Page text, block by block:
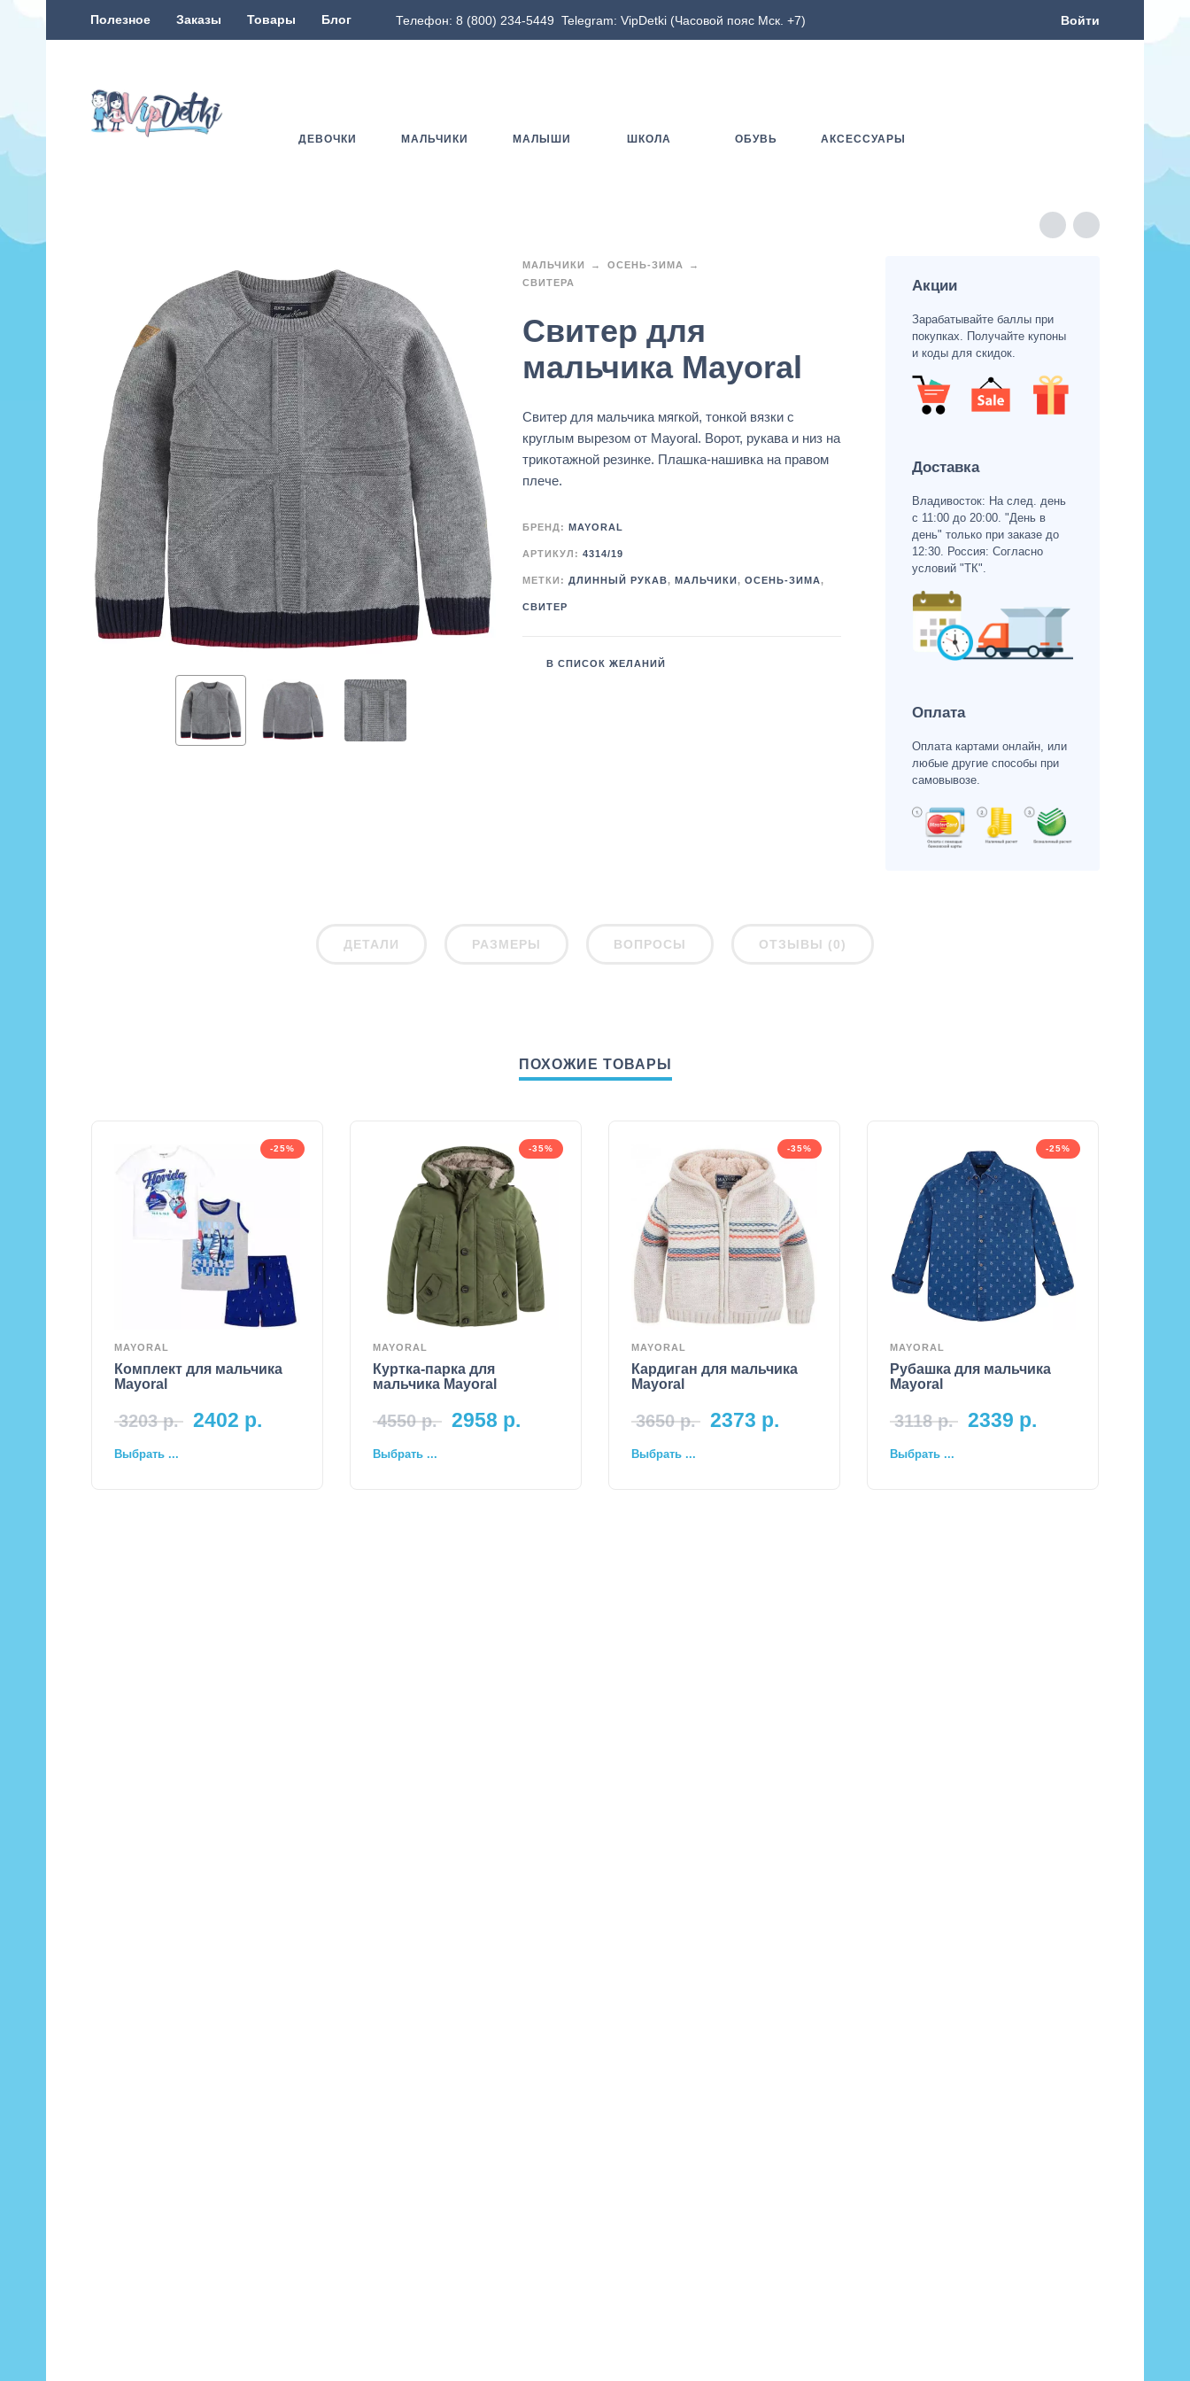
Полезное Заказы Товары Блог Телефон: 8 (800) 234-5449 Telegram: VipDetki (Часовой пояс Мск. +7) Войти
ДЕВОЧКИ МАЛЬЧИКИ МАЛЫШИ ШКОЛА ОБУВЬ АКСЕССУАРЫ
МАЛЬЧИКИ
ОСЕНЬ-ЗИМА
СВИТЕРА
Свитер для
мальчика Mayoral
Свитер для мальчика мягкой, тонкой вязки с
круглым вырезом от Mayoral. Ворот, рукава и низ на
трикотажной резинке. Плашка-нашивка на правом
плече.
БРЕНД: MAYORAL
АРТИКУЛ: 4314/19
МЕТКИ: ДЛИННЫЙ РУКАВ, МАЛЬЧИКИ , ОСЕНЬ-ЗИМА,
СВИТЕР
В СПИСОК ЖЕЛАНИЙ
Акции
Зарабатывайте баллы при
покупках. Получайте купоны
и коды для скидок.
Доставка
Владивосток: На след. день
с 11:00 до 20:00. "День в
день" только при заказе до
12:30. Россия: Согласно
условий "ТК".
Оплата
Оплата картами онлайн, или
любые другие способы при
самовывозе.
ДЕТАЛИ РАЗМЕРЫ ВОПРОСЫ ОТЗЫВЫ (0)
ПОХОЖИЕ ТОВАРЫ
-25%
MAYORAL
Комплект для мальчика
Mayoral
3203р. 2402 р.
Выбрать ...
-35%
MAYORAL
Куртка-парка для
мальчика Mayoral
4550р. 2958 р.
Выбрать ...
-35%
MAYORAL
Кардиган для мальчика
Mayoral
3650р. 2373 р.
Выбрать ...
-25%
MAYORAL
Рубашка для мальчика
Mayoral
3118р. 2339 р.
Выбрать ...